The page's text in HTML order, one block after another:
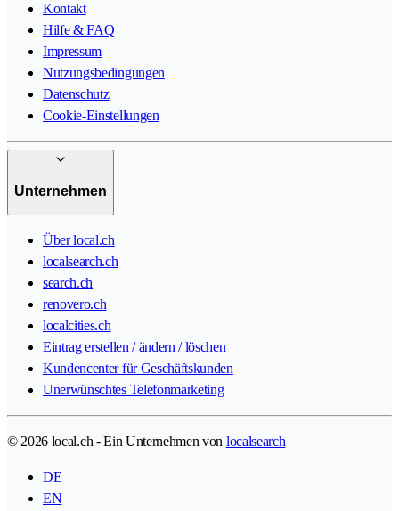
Kontakt
Hilfe & FAQ
Impressum
Nutzungsbedingungen
Datenschutz
Cookie-Einstellungen
Unternehmen
Über local.ch
localsearch.ch
search.ch
renovero.ch
localcities.ch
Eintrag erstellen / ändern / löschen
Kundencenter für Geschäftskunden
Unerwünschtes Telefonmarketing
© 2026 local.ch - Ein Unternehmen von localsearch
DE
EN